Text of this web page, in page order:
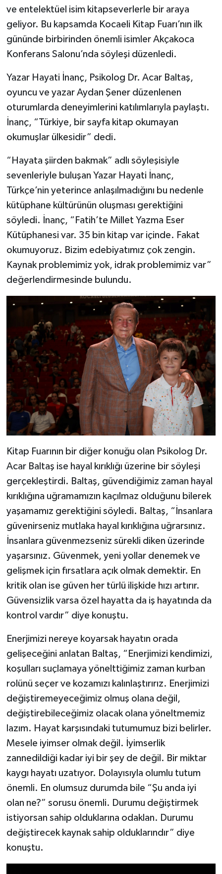
ve entelektüel isim kitapseverlerle bir araya
geliyor. Bu kapsamda Kocaeli Kitap Fuarı’nın ilk
gününde birbirinden önemli isimler Akçakoca
Konferans Salonu’nda söyleşi düzenledi.
Yazar Hayati İnanç, Psikolog Dr. Acar Baltaş,
oyuncu ve yazar Aydan Şener düzenlenen
oturumlarda deneyimlerini katılımlarıyla paylaştı.
İnanç, “Türkiye, bir sayfa kitap okumayan
okumuşlar ülkesidir” dedi.
“Hayata şiirden bakmak” adlı söyleşisiyle
sevenleriyle buluşan Yazar Hayati İnanç,
Türkçe’nin yeterince anlaşılmadığını bu nedenle
kütüphane kültürünün oluşması gerektiğini
söyledi. İnanç, “Fatih’te Millet Yazma Eser
Kütüphanesi var. 35 bin kitap var içinde. Fakat
okumuyoruz. Bizim edebiyatımız çok zengin.
Kaynak problemimiz yok, idrak problemimiz var”
değerlendirmesinde bulundu.
Kitap Fuarının bir diğer konuğu olan Psikolog Dr.
Acar Baltaş ise hayal kırıklığı üzerine bir söyleşi
gerçekleştirdi. Baltaş, güvendiğimiz zaman hayal
kırıklığına uğramamızın kaçılmaz olduğunu bilerek
yaşamamız gerektiğini söyledi. Baltaş, “İnsanlara
güvenirseniz mutlaka hayal kırıklığına uğrarsınız.
İnsanlara güvenmezseniz sürekli diken üzerinde
yaşarsınız. Güvenmek, yeni yollar denemek ve
gelişmek için fırsatlara açık olmak demektir. En
kritik olan ise güven her türlü ilişkide hızı artırır.
Güvensizlik varsa özel hayatta da iş hayatında da
kontrol vardır” diye konuştu.
Enerjimizi nereye koyarsak hayatın orada
gelişeceğini anlatan Baltaş, “Enerjimizi kendimizi,
koşulları suçlamaya yönelttiğimiz zaman kurban
rolünü seçer ve kozamızı kalınlaştırırız. Enerjimizi
değiştiremeyeceğimiz olmuş olana değil,
değiştirebileceğimiz olacak olana yöneltmemiz
lazım. Hayat karşısındaki tutumumuz bizi belirler.
Mesele iyimser olmak değil. İyimserlik
zannedildiği kadar iyi bir şey de değil. Bir miktar
kaygı hayatı uzatıyor. Dolayısıyla olumlu tutum
önemli. En olumsuz durumda bile “Şu anda iyi
olan ne?” sorusu önemli. Durumu değiştirmek
istiyorsan sahip olduklarına odaklan. Durumu
değiştirecek kaynak sahip olduklarındır” diye
konuştu.